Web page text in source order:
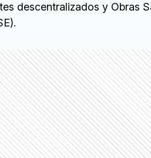
descentralizados y Obras